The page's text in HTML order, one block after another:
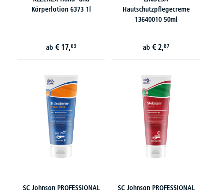
Körperlotion 6373 1l
ab € 17,63
Hautschutzpflegecreme
13640010 50ml
ab € 2,87
SC Johnson PROFESSIONAL
SC Johnson PROFESSIONAL